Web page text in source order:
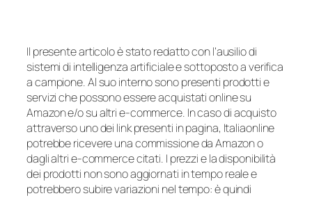
Il presente articolo è stato redatto con l’ausilio di
sistemi di intelligenza artificiale e sottoposto a verifica
a campione. Al suo interno sono presenti prodotti e
servizi che possono essere acquistati online su
Amazon e/o su altri e-commerce. In caso di acquisto
attraverso uno dei link presenti in pagina, Italiaonline
potrebbe ricevere una commissione da Amazon o
dagli altri e-commerce citati. I prezzi e la disponibilità
dei prodotti non sono aggiornati in tempo reale e
potrebbero subire variazioni nel tempo: è quindi